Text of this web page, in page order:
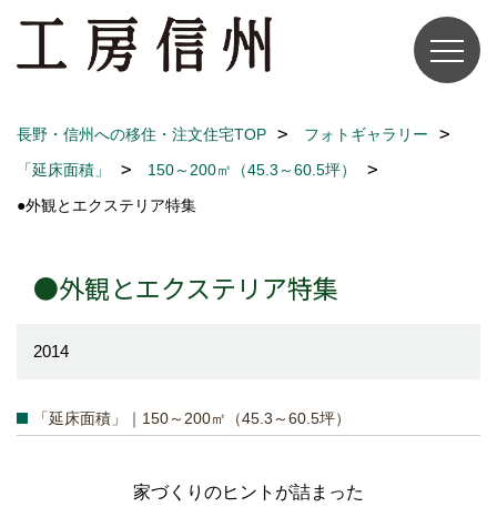
長野・信州への移住・注文住宅TOP
フォトギャラリー
「延床面積」
150～200㎡（45.3～60.5坪）
●外観とエクステリア特集
●外観とエクステリア特集
2014
「延床面積」｜150～200㎡（45.3～60.5坪）
家づくりのヒントが詰まった